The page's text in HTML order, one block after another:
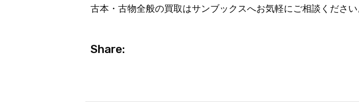
古本・古物全般の買取はサンブックスへお気軽にご相談ください
Share: